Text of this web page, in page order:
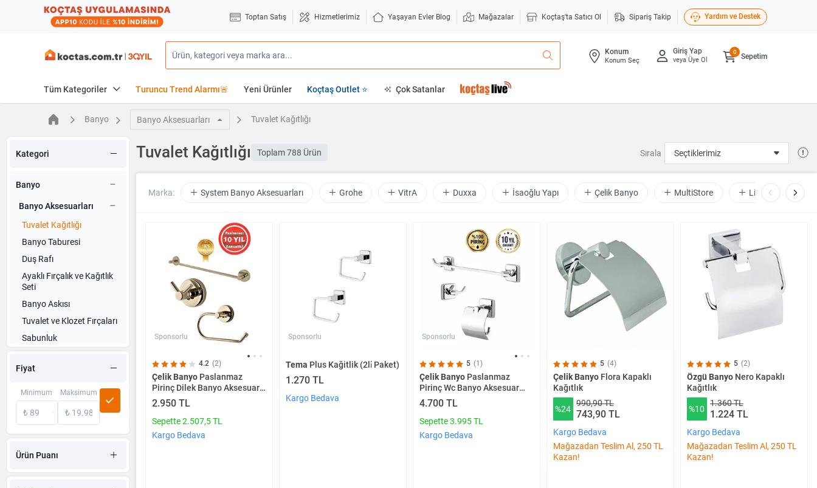
Toptan Satış Hizmetlerimiz Yaşayan Evler Blog Mağazalar Koçtaş'ta Satıcı Ol Sipariş Takip Yardım ve Destek
Konum
Konum Seç
Giriş Yap
veya Üye Ol Sepetim
0
Tüm Kategoriler Turuncu Trend Alarmı🚨 Yeni Ürünler Koçtaş Outlet ⭐ Çok Satanlar
Banyo Banyo Aksesuarları Tuvalet Kağıtlığı
Kategori
Banyo
Banyo Aksesuarları
Tuvalet Kağıtlığı
Banyo Taburesi
Duş Rafı
Ayaklı Fırçalık ve Kağıtlık
Seti
Banyo Askısı
Tuvalet ve Klozet Fırçaları
Sabunluk
Pamukluk
Diş Fırçası Koruma Kabı
Dispenserler
Banyo Düzenleyicileri
Banyo Seti
Fiyat
Minimum Maksimum
Ürün Puanı
Tuvalet Kağıtlığı Toplam788 Ürün Sırala
Marka: System Banyo Aksesuarları Grohe VitrA Duxxa İsaoğlu Yapı Çelik Banyo MultiStore Line Bathroom
Sponsorlu
4.2 (2)
Çelik Banyo Paslanmaz
Pirinç Dilek Banyo Aksesuar
Set Havluluk-askılık-tuvalet
Kağıtlık Altın Gold
2.950 TL
Sepette 2.507,5 TL
Kargo Bedava
Sponsorlu
Tema Plus Kağitlik (2li̇ Paket)
1.270 TL
Kargo Bedava
Sponsorlu
5 (1)
Çelik BanyoPaslanmaz
Pirinç Wc Banyo Aksesuar
Kumru Havluluk Tuvalet
Kağıtlık Askılık 3 'lü Set
4.700 TL
Sepette 3.995 TL
Kargo Bedava
5 (4)
Çelik BanyoFlora Kapaklı
Kağıtlık
%24
990,90 TL
743,90 TL
Kargo Bedava
Mağazadan Teslim Al, 250 TL
Kazan!
5 (2)
Özgü BanyoNero Kapaklı
Kağıtlık
%10
1.360 TL
1.224 TL
Kargo Bedava
Mağazadan Teslim Al, 250 TL
Kazan!